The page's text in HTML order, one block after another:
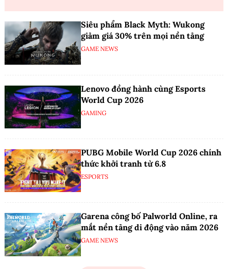
Siêu phẩm Black Myth: Wukong
giảm giá 30% trên mọi nền tảng
GAME NEWS
Lenovo đồng hành cùng Esports
World Cup 2026
GAMING
PUBG Mobile World Cup 2026 chính
thức khởi tranh từ 6.8
ESPORTS
Garena công bố Palworld Online, ra
mắt nền tảng di động vào năm 2026
GAME NEWS